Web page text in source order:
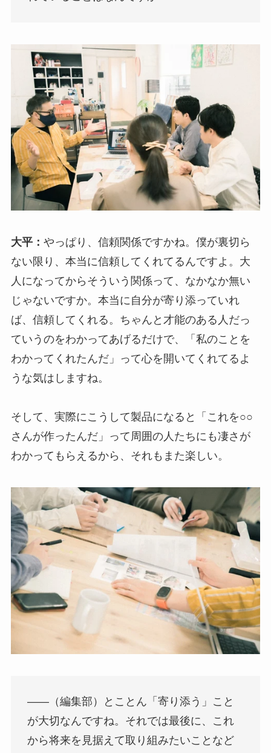
大平： やっぱり、信頼関係ですかね。僕が裏切ら
ない限り、本当に信頼してくれてるんですよ。大
人になってからそういう関係って、なかなか無い
じゃないですか。本当に自分が寄り添っていれ
ば、信頼してくれる。ちゃんと才能のある人だっ
ていうのをわかってあげるだけで、「私のことを
わかってくれたんだ」って心を開いてくれてるよ
うな気はしますね。
そして、実際にこうして製品になると「これを○○
さんが作ったんだ」って周囲の人たちにも凄さが
わかってもらえるから、それもまた楽しい。
――（編集部）とことん「寄り添う」こと
が大切なんですね。それでは最後に、これ
から将来を見据えて取り組みたいことなど